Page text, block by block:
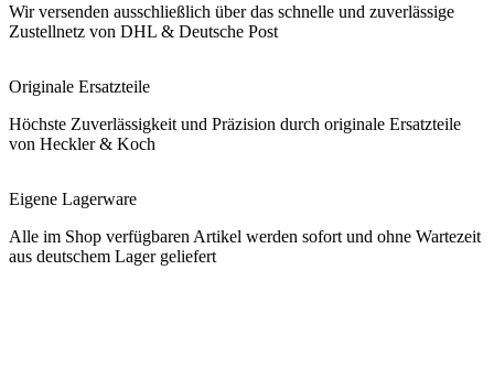
Wir versenden ausschließlich über das schnelle und zuverlässige
Zustellnetz von DHL & Deutsche Post
Originale Ersatzteile
Höchste Zuverlässigkeit und Präzision durch originale Ersatzteile
von Heckler & Koch
Eigene Lagerware
Alle im Shop verfügbaren Artikel werden sofort und ohne Wartezeit
aus deutschem Lager geliefert